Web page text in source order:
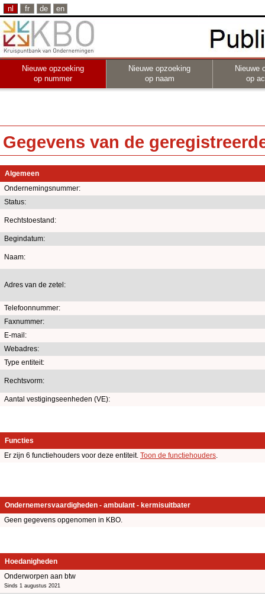
nl fr de en
Nieuwe opzoeking
op nummer
Nieuwe opzoeking
op naam
Nieuwe
op
Gegevens van de
Algemeen
Ondernemingsnummer:
Status:
Rechtstoestand:
Begindatum:
Naam:
Adres van de zetel:
Telefoonnummer:
Faxnummer:
E-mail:
Webadres:
Type entiteit:
Rechtsvorm:
Aantal vestigingseenheden (VE):
Functies
Er zijn 6 functiehouders voor deze entiteit. Toon de functiehouders.
Ondernemersvaardigheden - ambulant - kermisuitbater
Geen gegevens opgenomen in KBO.
Hoedanigheden
Onderworpen aan btw
Sinds 1 augustus 2021